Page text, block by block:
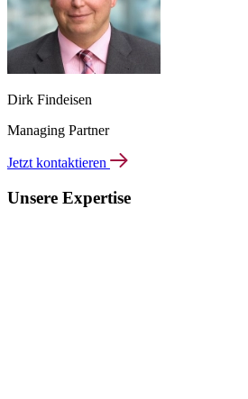
Dirk Findeisen
Managing Partner
Jetzt kontaktieren
Unsere Expertise